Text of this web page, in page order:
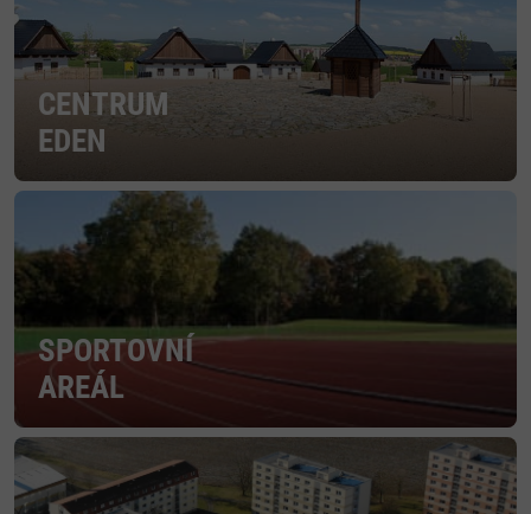
CENTRUM
EDEN
SPORTOVNÍ
AREÁL